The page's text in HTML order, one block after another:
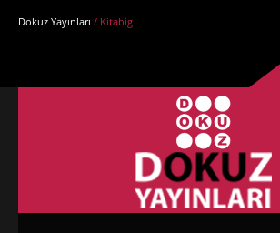
Dokuz Yayınları / Kitabig